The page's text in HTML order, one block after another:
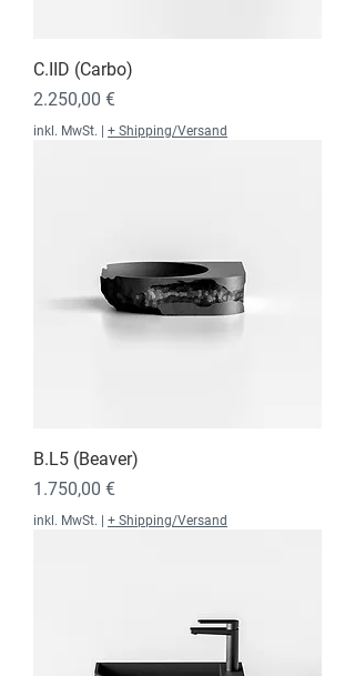
C.IID (Carbo)
Preis
2.250,00 €
inkl. MwSt. | + Shipping/Versand
B.L5 (Beaver)
Preis
1.750,00 €
inkl. MwSt. | + Shipping/Versand